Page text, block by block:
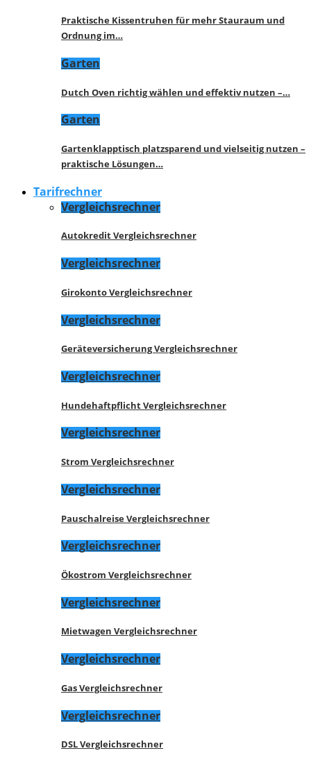
Praktische Kissentruhen für mehr Stauraum und
Ordnung im…
Garten
Dutch Oven richtig wählen und effektiv nutzen –…
Garten
Gartenklapptisch platzsparend und vielseitig nutzen –
praktische Lösungen…
Tarifrechner
Vergleichsrechner
Autokredit Vergleichsrechner
Vergleichsrechner
Girokonto Vergleichsrechner
Vergleichsrechner
Geräteversicherung Vergleichsrechner
Vergleichsrechner
Hundehaftpflicht Vergleichsrechner
Vergleichsrechner
Strom Vergleichsrechner
Vergleichsrechner
Pauschalreise Vergleichsrechner
Vergleichsrechner
Ökostrom Vergleichsrechner
Vergleichsrechner
Mietwagen Vergleichsrechner
Vergleichsrechner
Gas Vergleichsrechner
Vergleichsrechner
DSL Vergleichsrechner